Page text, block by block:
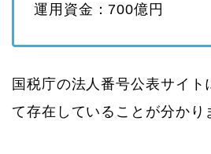
運用資金：700億円
国税庁の法人番号公表サイト
て存在していることが分かり